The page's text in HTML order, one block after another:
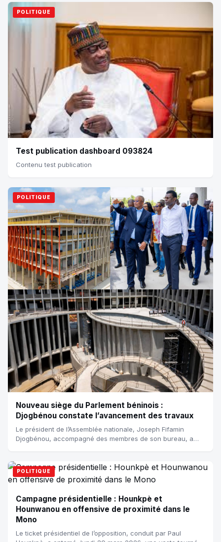
POLITIQUE
Test publication dashboard 093824
Contenu test publication
POLITIQUE
Nouveau siège du Parlement béninois :
Djogbénou constate l’avancement des travaux
Le président de l’Assemblée nationale, Joseph Fifamin
Djogbénou, accompagné des membres de son bureau, a
POLITIQUE
Campagne présidentielle : Hounkpè et
Hounwanou en offensive de proximité dans le
Mono
Le ticket présidentiel de l’opposition, conduit par Paul